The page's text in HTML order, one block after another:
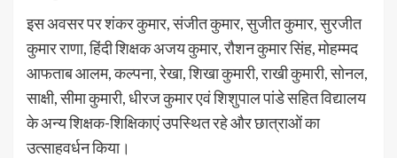
इस अवसर पर शंकर कुमार, संजीत कुमार, सुजीत कुमार, सुरजीत
कुमार राणा, हिंदी शिक्षक अजय कुमार, रौशन कुमार सिंह, मोहम्मद
आफताब आलम, कल्पना, रेखा, शिखा कुमारी, राखी कुमारी, सोनल,
साक्षी, सीमा कुमारी, धीरज कुमार एवं शिशुपाल पांडे सहित विद्यालय
के अन्य शिक्षक-शिक्षिकाएं उपस्थित रहे और छात्राओं का
उत्साहवर्धन किया।